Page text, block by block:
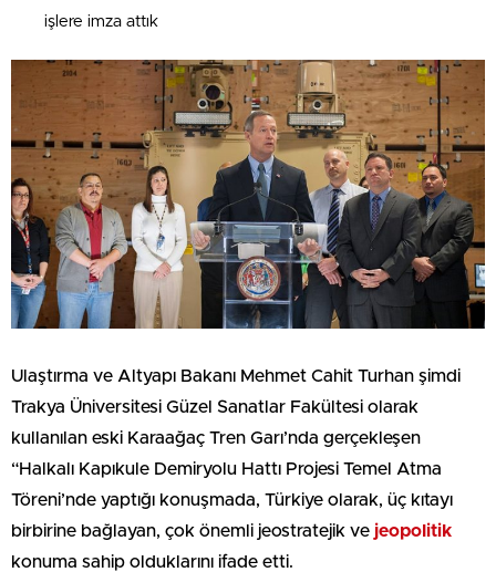
işlere imza attık
Ulaştırma ve Altyapı Bakanı Mehmet Cahit Turhan şimdi
Trakya Üniversitesi Güzel Sanatlar Fakültesi olarak
kullanılan eski Karaağaç Tren Garı’nda gerçekleşen
“Halkalı Kapıkule Demiryolu Hattı Projesi Temel Atma
Töreni’nde yaptığı konuşmada, Türkiye olarak, üç kıtayı
birbirine bağlayan, çok önemli jeostratejik ve jeopolitik
konuma sahip olduklarını ifade etti.